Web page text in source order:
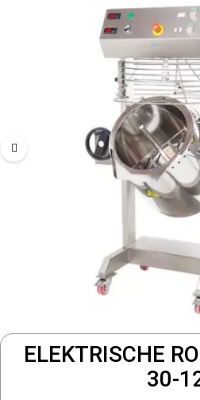
ELEKTRISCHE
30-